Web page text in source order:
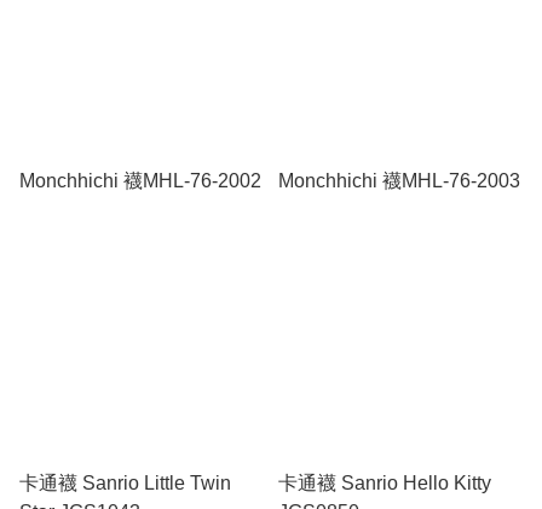
Monchhichi 襪MHL-76-2002 Monchhichi 襪MHL-76-2003
卡通襪 Sanrio Little Twin
卡通襪 Sanrio Hello Kitty